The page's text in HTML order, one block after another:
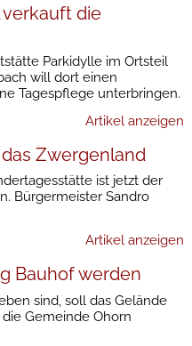
die
Parkidylle im Ortsteil
will dort einen
Tagespflege unterbringen.
Artikel anzeigen
Zwergenland
ist jetzt der
Bürgermeister Sandro
Artikel anzeigen
Bauhof werden
sind, soll das Gelände
Gemeinde Ohorn